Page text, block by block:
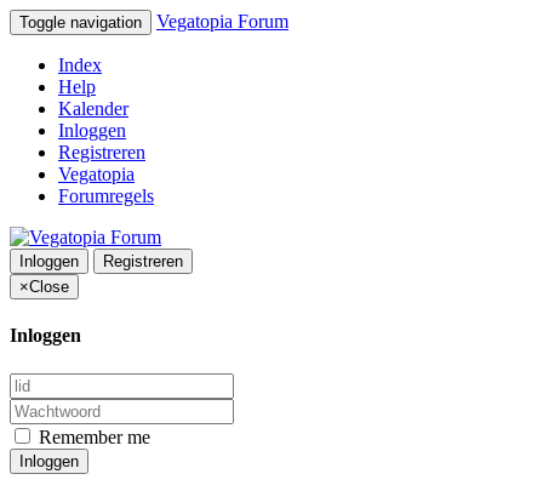
Toggle navigation Vegatopia Forum
Index
Help
Kalender
Inloggen
Registreren
Vegatopia
Forumregels
Inloggen
Registreren
×Close
Inloggen
Remember me
Inloggen